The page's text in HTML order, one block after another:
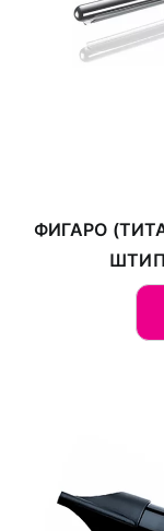
ФИГАРО